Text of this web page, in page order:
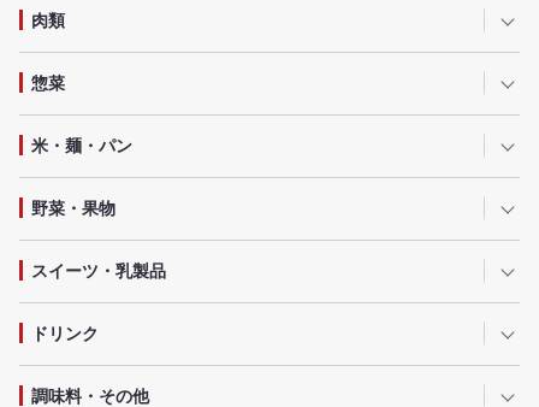
肉類
惣菜
米・麺・パン
野菜・果物
スイーツ・乳製品
ドリンク
調味料・その他